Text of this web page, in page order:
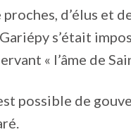
d’élus et
s’était
« l’âme de
possible de